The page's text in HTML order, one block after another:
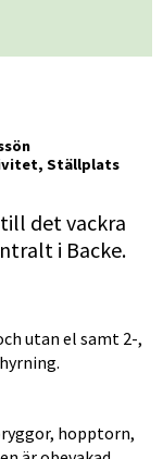
Ställplats
det vackra
i Backe.
utan el samt 2-,
hopptorn,